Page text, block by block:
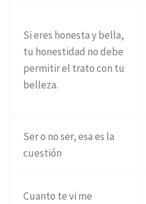
Si eres honesta y bella,
tu honestidad no debe
permitir el trato con tu
belleza.
Ser o no ser, esa es la
cuestión
Cuanto te vi me